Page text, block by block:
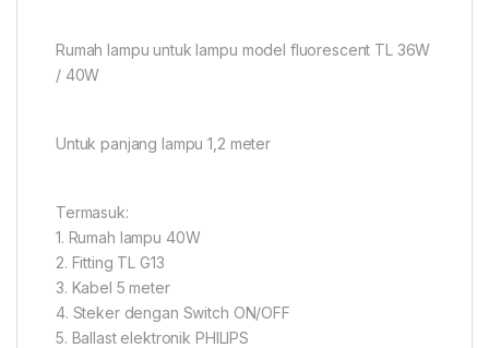
Rumah lampu untuk lampu model fluorescent TL 36W
/ 40W
Untuk panjang lampu 1,2 meter
Termasuk:
1. Rumah lampu 40W
2. Fitting TL G13
3. Kabel 5 meter
4. Steker dengan Switch ON/OFF
5. Ballast elektronik PHILIPS